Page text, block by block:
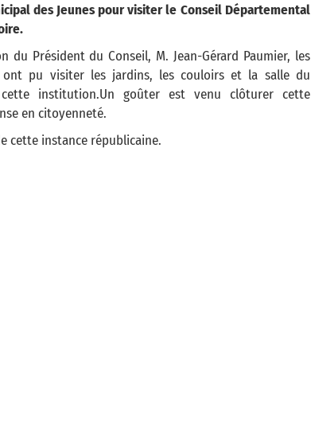
des Jeunes pour visiter le Conseil Départemental
du Président du Conseil, M. Jean-Gérard Paumier, les
ont pu visiter les jardins, les couloirs et la salle du
institution.Un goûter est venu clôturer cette
en citoyenneté.
cette instance républicaine.